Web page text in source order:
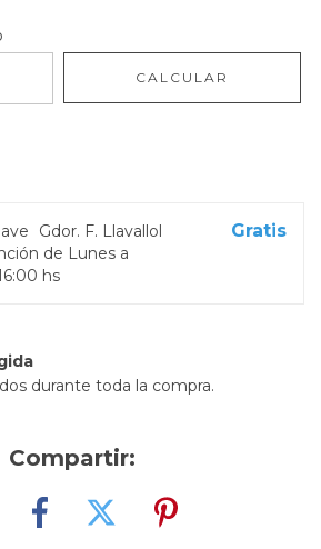
CALCULAR
Gdor. F. Llavallol
de Lunes a
hs
Gratis
durante toda la compra.
Compartir: